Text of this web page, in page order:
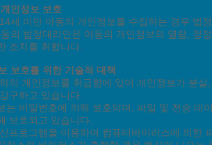
인정보 보호
세 미만 아동의 개인정보를 수집하는 경우 법
의 법정대리인은 아동의 개인정보의 열람, 정
조치를 취합니다.
보호를 위한 기술적 대책
의 개인정보를 취급함에 있어 개인정보가 분
구하고 있습니다.
는 비밀번호에 의해 보호되며, 파일 및 전송
보호되고 있습니다.
프로그램을 이용하여 컴퓨터바이러스에 의한